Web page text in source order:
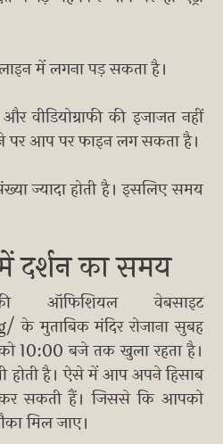
में लगना पड़ सकता है।
वीडियोग्राफी की इजाजत नहीं
पर आप पर फाइन लग सकता है।
ज्यादा होती है। इसलिए समय
दर्शन का समय
ऑफिशियल वेबसाइट
मुताबिक मंदिर रोजाना सुबह
10:00 बजे तक खुला रहता है।
होती है। ऐसे में आप अपने हिसाब
सकती हैं। जिससे कि आपको
मिल जाए।